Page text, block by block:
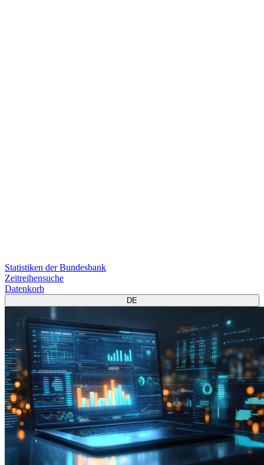
Statistiken der Bundesbank
Zeitreihensuche
Datenkorb
DE